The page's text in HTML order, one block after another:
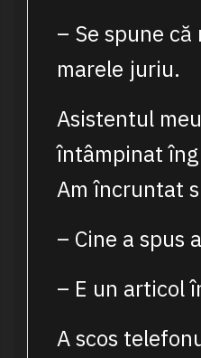
– Se spune
marele juriu.
Asistentul
întâmpinat
Am încruntat
– Cine a spus
– E un articol
A scos